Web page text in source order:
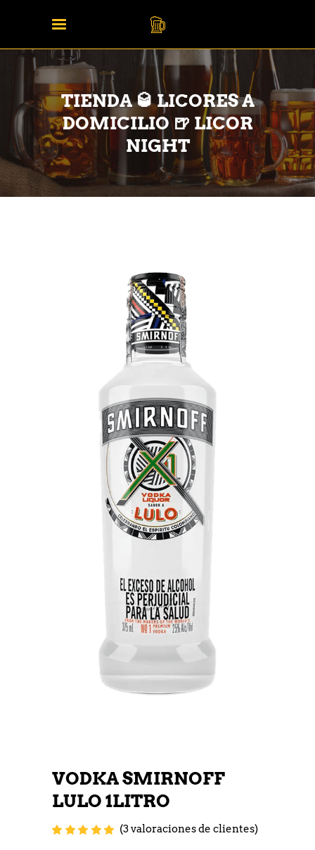
TIENDA 🥃 LICORES A
DOMICILIO 🍺 LICOR
NIGHT
VODKA SMIRNOFF
LULO 1LITRO
Valorado
3(3valoraciones de clientes)